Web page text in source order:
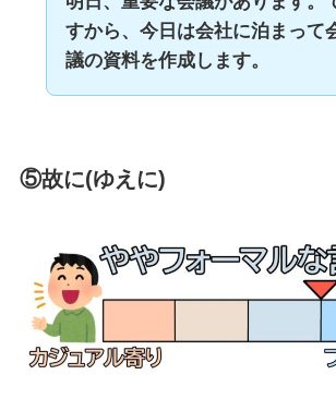
すから、今日は会社に泊まって
議の資料を作成します。
⑤故に(ゆえに)